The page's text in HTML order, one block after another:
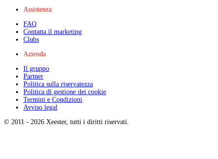
Assistenza
FAQ
Contatta il marketing
Clubs
Azienda
Il gruppo
Partner
Politica sulla riservatezza
Politica di gestione dei cookie
Termini e Condizioni
Avviso legal
© 2011 - 2026 Xeester, tutti i diritti riservati